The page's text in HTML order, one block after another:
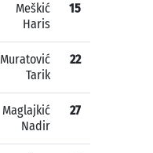
Meškić
Haris
15
Muratović
Tarik
22
Maglajkić
Nadir
27